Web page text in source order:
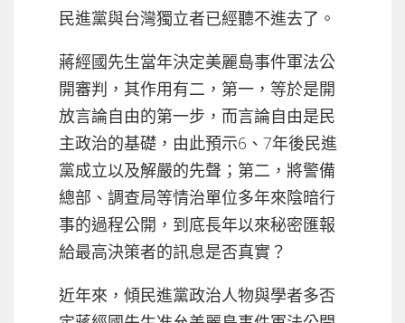
民進黨與台灣獨立者已經聽不進去了。
蔣經國先生當年決定美麗島事件軍法公
開審判，其作用有二，第一，等於是開
放言論自由的第一步，而言論自由是民
主政治的基礎，由此預示6、7年後民進
黨成立以及解嚴的先聲；第二，將警備
總部、調查局等情治單位多年來陰暗行
事的過程公開，到底長年以來秘密匯報
給最高決策者的訊息是否真實？
近年來，傾民進黨政治人物與學者多否